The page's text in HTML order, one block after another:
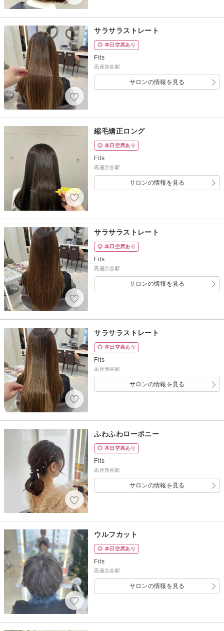
サラサラストレート
◎ 本日空席あり
Fits
高座渋谷駅
サロンの情報を見る
縮毛矯正ロング
◎ 本日空席あり
Fits
高座渋谷駅
サロンの情報を見る
サラサラストレート
◎ 本日空席あり
Fits
高座渋谷駅
サロンの情報を見る
サラサラストレート
◎ 本日空席あり
Fits
高座渋谷駅
サロンの情報を見る
ふわふわローポニー
◎ 本日空席あり
Fits
高座渋谷駅
サロンの情報を見る
ウルフカット
◎ 本日空席あり
Fits
高座渋谷駅
サロンの情報を見る